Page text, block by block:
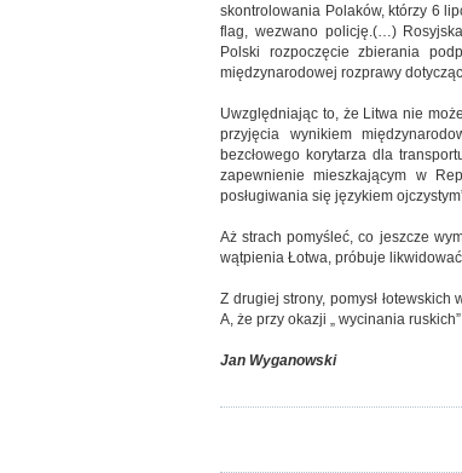
skontrolowania Polaków, którzy 6
flag, wezwano policję.(…)
Polski rozpoczęcie zbierania
międzynarodowej rozprawy
Uwzględniając to, że Litwa nie
przyjęcia wynikiem
bezcłowego korytarza dla
zapewnienie mieszkającym w
posługiwania się językiem
Aż strach pomyśleć, co jeszcze
wątpienia Łotwa, próbuje
Z drugiej strony, pomysł
A, że przy okazji „ wycinania
Jan Wyganowski